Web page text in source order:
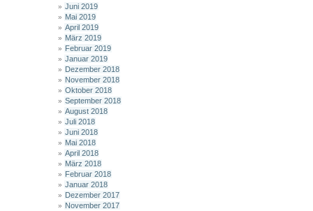
Juni 2019
Mai 2019
April 2019
März 2019
Februar 2019
Januar 2019
Dezember 2018
November 2018
Oktober 2018
September 2018
August 2018
Juli 2018
Juni 2018
Mai 2018
April 2018
März 2018
Februar 2018
Januar 2018
Dezember 2017
November 2017